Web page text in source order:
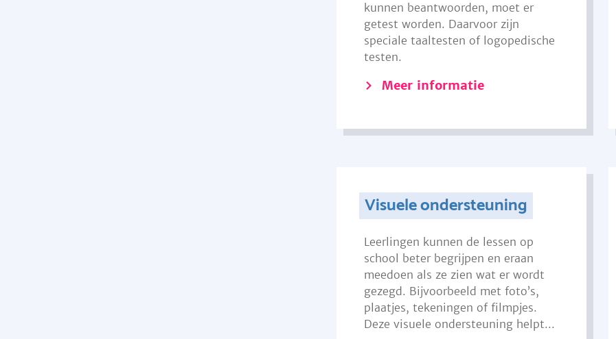
kunnen beantwoorden, moet er
getest worden. Daarvoor zijn
speciale taaltesten of logopedische
testen.
Meer informatie
Visuele ondersteuning
Leerlingen kunnen de lessen op
school beter begrijpen en eraan
meedoen als ze zien wat er wordt
gezegd. Bijvoorbeeld met foto’s,
plaatjes, tekeningen of filmpjes.
Deze visuele ondersteuning helpt...